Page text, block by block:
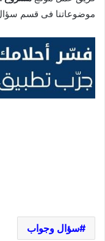
موضوعاتنا فى قسم
سؤال وجواب